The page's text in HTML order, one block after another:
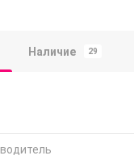
Наличие 29